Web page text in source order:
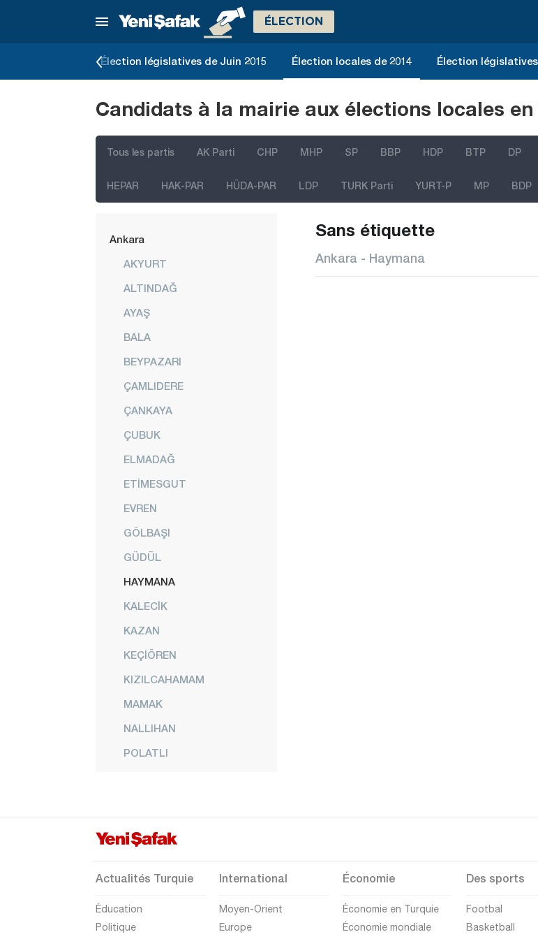
ÉLECTION
Élection législatives de Juin 2015 Élection locales de 2014 Élection législatives
Candidats à la mairie aux élections locales en
Tous les partis AK Parti CHP MHP SP BBP HDP BTP DP
HEPAR HAK-PAR HÜDA-PAR LDP TURK Parti YURT-P MP BDP
Ankara
AKYURT
ALTINDAĞ
AYAŞ
BALA
BEYPAZARI
ÇAMLIDERE
ÇANKAYA
ÇUBUK
ELMADAĞ
ETİMESGUT
EVREN
GÖLBAŞI
GÜDÜL
HAYMANA
KALECİK
KAZAN
KEÇİÖREN
KIZILCAHAMAM
MAMAK
NALLIHAN
POLATLI
YENİMAHALLE
Izmir
Adıyaman
Sans étiquette
Ankara - Haymana
Actualités Turquie
Éducation
Politique
International
Moyen-Orient
Europe
Économie
Économie en Turquie
Économie mondiale
Des sports
Footbal
Basketball